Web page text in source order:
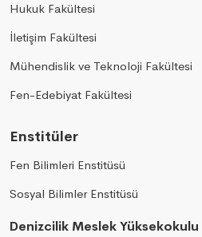
Hukuk Fakültesi
İletişim Fakültesi
Mühendislik ve Teknoloji Fakültesi
Fen-Edebiyat Fakültesi
Enstitüler
Fen Bilimleri Enstitüsü
Sosyal Bilimler Enstitüsü
Denizcilik Meslek Yüksekokulu